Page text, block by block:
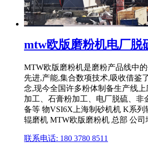
mtw欧版磨粉机电厂脱
MTW欧版磨粉机是磨粉产品线中
先进,产能,集合数项技术,吸收借鉴
念,现今全国许多粉体制备生产线
加工、石膏粉加工、电厂脱硫、非
备等 物VSI6X上海制砂机机 K系
辊磨机 MTW欧版磨粉机 总部 公司
联系电话: 180 3780 8511